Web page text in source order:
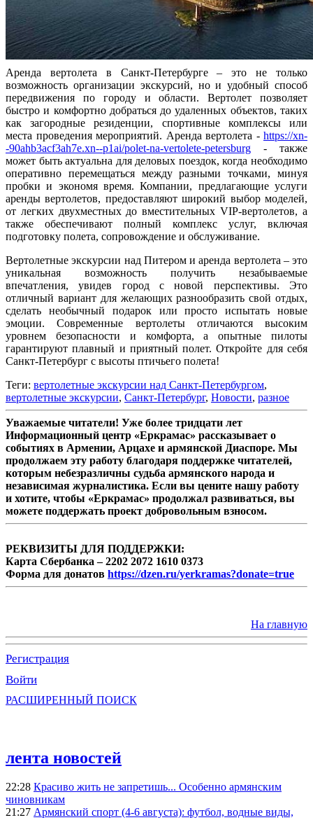
Аренда вертолета в Санкт-Петербурге – это не только
возможность организации экскурсий, но и удобный способ
передвижения по городу и области. Вертолет позволяет
быстро и комфортно добраться до удаленных объектов, таких
как загородные резиденции, спортивные комплексы или
места проведения мероприятий. Аренда вертолета - https://xn-
-90ahb3acf3ah7e.xn--p1ai/polet-na-vertolete-petersburg - также
может быть актуальна для деловых поездок, когда необходимо
оперативно перемещаться между разными точками, минуя
пробки и экономя время. Компании, предлагающие услуги
аренды вертолетов, предоставляют широкий выбор моделей,
от легких двухместных до вместительных VIP-вертолетов, а
также обеспечивают полный комплекс услуг, включая
подготовку полета, сопровождение и обслуживание.
Вертолетные экскурсии над Питером и аренда вертолета – это
уникальная возможность получить незабываемые
впечатления, увидев город с новой перспективы. Это
отличный вариант для желающих разнообразить свой отдых,
сделать необычный подарок или просто испытать новые
эмоции. Современные вертолеты отличаются высоким
уровнем безопасности и комфорта, а опытные пилоты
гарантируют плавный и приятный полет. Откройте для себя
Санкт-Петербург с высоты птичьего полета!
Теги: вертолетные экскурсии над Санкт-Петербургом,
вертолетные экскурсии, Санкт-Петербург, Новости, разное
Уважаемые читатели! Уже более тридцати лет
Информационный центр «Еркрамас» рассказывает о
событиях в Армении, Арцахе и армянской Диаспоре. Мы
продолжаем эту работу благодаря поддержке читателей,
которым небезразличны судьба армянского народа и
независимая журналистика. Если вы цените нашу работу
и хотите, чтобы «Еркрамас» продолжал развиваться, вы
можете поддержать проект добровольным взносом.
РЕКВИЗИТЫ ДЛЯ ПОДДЕРЖКИ:
Карта Сбербанка – 2202 2072 1610 0373
Форма для донатов https://dzen.ru/yerkramas?donate=true
На главную
Регистрация
Войти
РАСШИРЕННЫЙ ПОИСК
лента новостей
22:28 Красиво жить не запретишь... Особенно армянским
чиновникам
21:27 Армянский спорт (4-6 августа): футбол, водные виды,